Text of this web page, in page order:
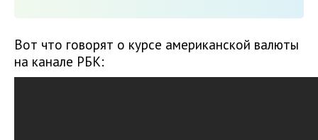
Вот что говорят о курсе американской валюты
на канале РБК: